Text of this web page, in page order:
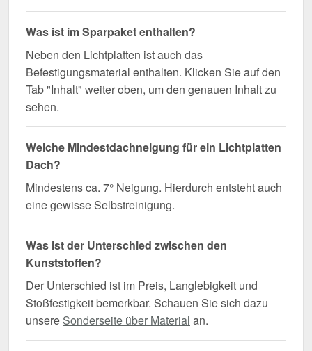
Was ist im Sparpaket enthalten?
Neben den Lichtplatten ist auch das
Befestigungsmaterial enthalten. Klicken Sie auf den
Tab "Inhalt" weiter oben, um den genauen Inhalt zu
sehen.
Welche Mindestdachneigung für ein Lichtplatten
Dach?
Mindestens ca. 7° Neigung. Hierdurch entsteht auch
eine gewisse Selbstreinigung.
Was ist der Unterschied zwischen den
Kunststoffen?
Der Unterschied ist im Preis, Langlebigkeit und
Stoßfestigkeit bemerkbar. Schauen Sie sich dazu
unsere Sonderseite über Material an.